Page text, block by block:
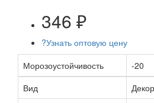
346 ₽
?Узнать оптовую цену
Морозоустойчивость
-20
Вид